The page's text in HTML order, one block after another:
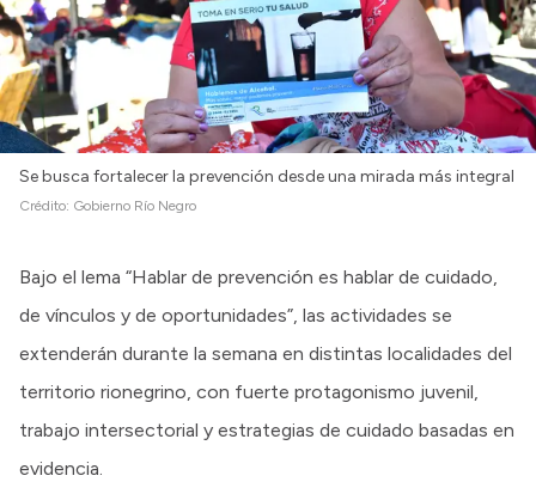
Se busca fortalecer la prevención desde una mirada más integral
Crédito: Gobierno Río Negro
Bajo el lema “Hablar de prevención es hablar de cuidado,
de vínculos y de oportunidades”, las actividades se
extenderán durante la semana en distintas localidades del
territorio rionegrino, con fuerte protagonismo juvenil,
trabajo intersectorial y estrategias de cuidado basadas en
evidencia.